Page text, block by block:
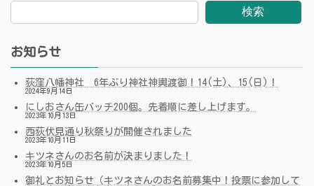
検索
お知らせ
荻窪八幡神社 6年ぶり神社神輿渡御！14(土)、15(日)！
2024年9月14日
にしおさん缶バッチ200個。先着順に差し上げます。
2023年10月13日
西荻伏見通り秋祭りが開催されました
2023年10月11日
キツネさんのお名前が決まりました！
2023年10月5日
御礼とお知らせ（キツネさんのお名前募集中！投票に参加して